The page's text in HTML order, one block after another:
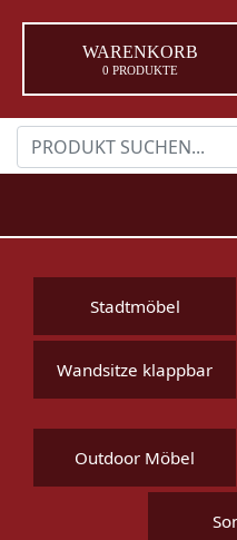
WARENKORB
0 PRODUKTE
Stadtmöbel
Wandsitze klappbar
Outdoor Möbel